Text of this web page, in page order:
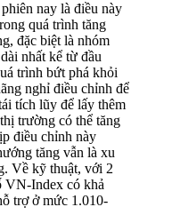
nay là điều này
quá trình tăng
đặc biệt là nhóm
nhất kể từ đầu
trình bứt phá khỏi
nghỉ điều chỉnh để
tích lũy để lấy thêm
trường có thể tăng
điều chỉnh này
tăng vẫn là xu
Về kỹ thuật, với 2
VN-Index có khả
trợ ở mức 1.010-